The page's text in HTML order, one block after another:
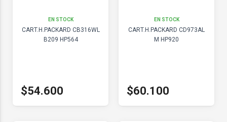
EN STOCK
CART.H.PACKARD CB316WL
B209 HP564
$54.600
EN STOCK
CART.H.PACKARD CD973AL
M HP920
$60.100